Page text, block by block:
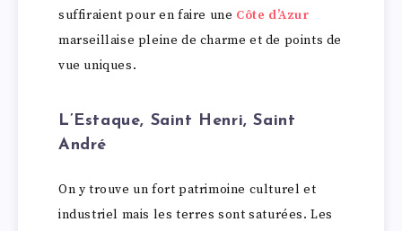
suffiraient pour en faire une Côte d’Azur
marseillaise pleine de charme et de points de
vue uniques.
L’Estaque, Saint Henri, Saint
André
On y trouve un fort patrimoine culturel et
industriel mais les terres sont saturées. Les